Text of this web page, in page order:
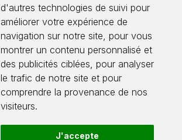
d'autres technologies de suivi pour
améliorer votre expérience de
navigation sur notre site, pour vous
montrer un contenu personnalisé et
des publicités ciblées, pour analyser
le trafic de notre site et pour
comprendre la provenance de nos
visiteurs.
J'accepte